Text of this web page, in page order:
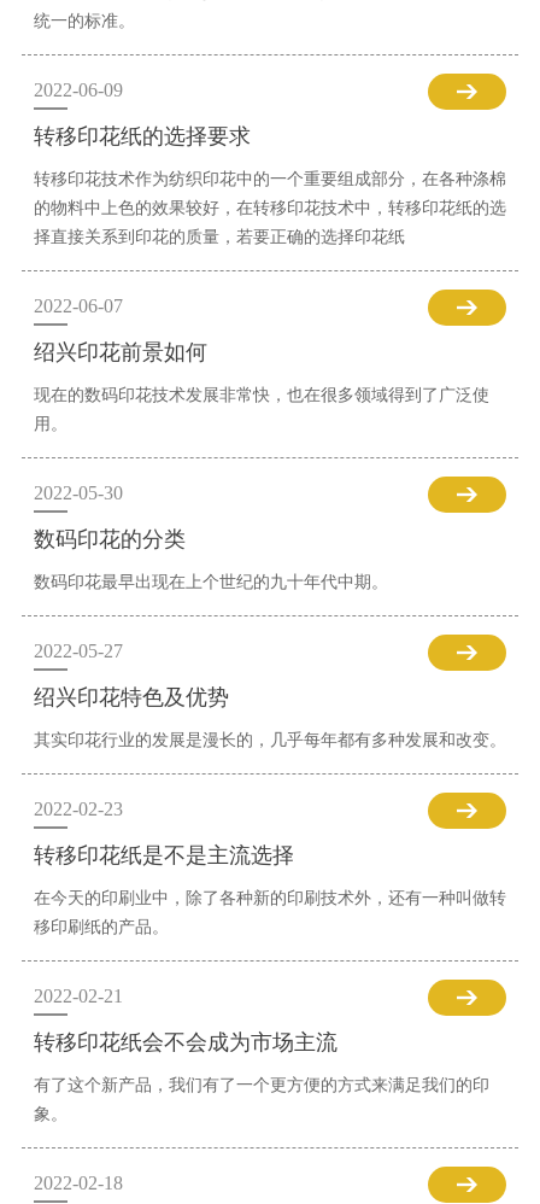
统一的标准。
2022-06-09
转移印花纸的选择要求
转移印花技术作为纺织印花中的一个重要组成部分，在各种涤棉
的物料中上色的效果较好，在转移印花技术中，转移印花纸的选
择直接关系到印花的质量，若要正确的选择印花纸
2022-06-07
绍兴印花前景如何
现在的数码印花技术发展非常快，也在很多领域得到了广泛使
用。
2022-05-30
数码印花的分类
数码印花最早出现在上个世纪的九十年代中期。
2022-05-27
绍兴印花特色及优势
其实印花行业的发展是漫长的，几乎每年都有多种发展和改变。
2022-02-23
转移印花纸是不是主流选择
在今天的印刷业中，除了各种新的印刷技术外，还有一种叫做转
移印刷纸的产品。
2022-02-21
转移印花纸会不会成为市场主流
有了这个新产品，我们有了一个更方便的方式来满足我们的印
象。
2022-02-18